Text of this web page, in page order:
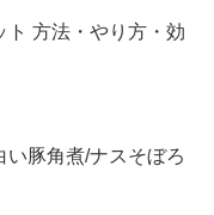
ト 方法・やり方・効
い豚角煮/ナスそぼろ